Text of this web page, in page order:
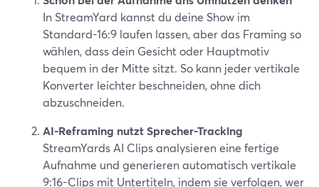
In StreamYard kannst du deine Show im
Standard-16:9 laufen lassen, aber das Framing so
wählen, dass dein Gesicht oder Hauptmotiv
bequem in der Mitte sitzt. So kann jeder vertikale
Konverter leichter beschneiden, ohne dich
abzuschneiden.
AI-Reframing nutzt Sprecher-Tracking
StreamYards AI Clips analysieren eine fertige
Aufnahme und generieren automatisch vertikale
9:16-Clips mit Untertiteln, indem sie verfolgen, wer